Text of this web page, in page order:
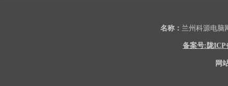
名称： 兰州科源电
备案号:陇ICP
网